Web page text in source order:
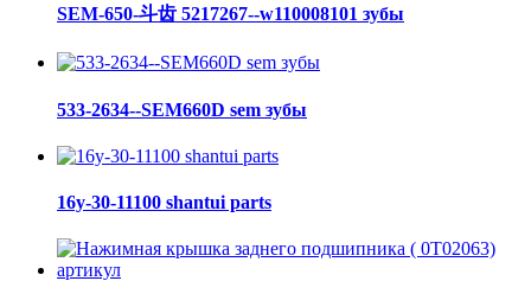
SEM-650-斗齿 5217267--w110008101 зубы
533-2634--SEM660D sem зубы
16y-30-11100 shantui parts